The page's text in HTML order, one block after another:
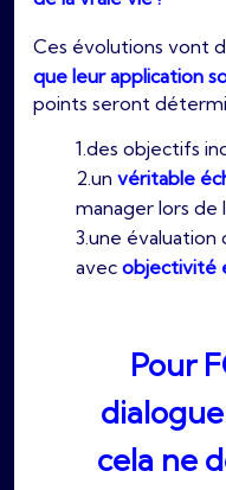
Ces évolutions vont
que leur application
points seront
1.des objectifs
2.unvéritable
manager lors de
3.une
avecobjectivité
Pour
cela ne